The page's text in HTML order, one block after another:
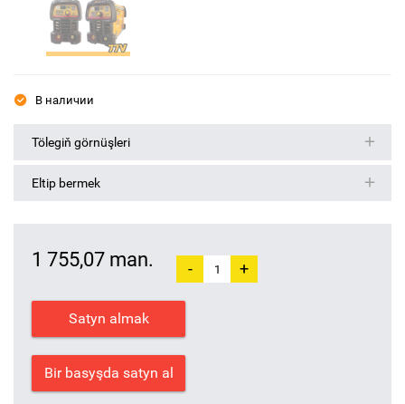
В наличии
Tölegiň görnüşleri
Eltip bermek
1 755,07 man. - +
Satyn almak
Bir basyşda satyn al